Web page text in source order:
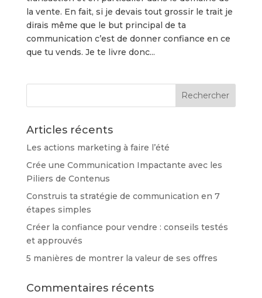
la vente. En fait, si je devais tout grossir le trait je
dirais même que le but principal de ta
communication c’est de donner confiance en ce
que tu vends. Je te livre donc...
Articles récents
Les actions marketing à faire l’été
Crée une Communication Impactante avec les
Piliers de Contenus
Construis ta stratégie de communication en 7
étapes simples
Créer la confiance pour vendre : conseils testés
et approuvés
5 manières de montrer la valeur de ses offres
Commentaires récents